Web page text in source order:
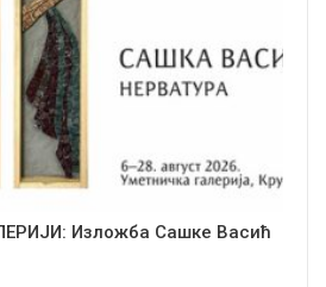
Изложба Сашке Васић